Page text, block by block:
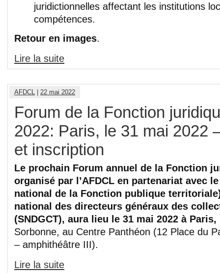
juridictionnelles affectant les institutions
compétences.
Retour en images.
Lire la suite
AFDCL 22 mai 2022
Forum de la Fonction
2022: Paris, le 31 mai 2022
et inscription
Le prochain Forum annuel de la Fonction
organisé par l’AFDCL en partenariat avec
national de la Fonction publique
national des directeurs généraux des
(SNDGCT), aura lieu le 31 mai 2022 à Paris,
Sorbonne, au Centre Panthéon (12 Place du
– amphithéâtre III).
Lire la suite